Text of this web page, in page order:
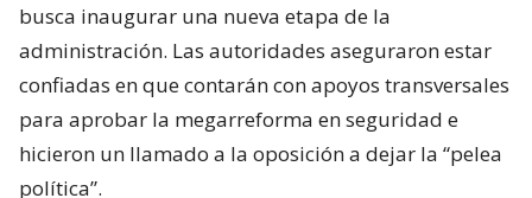
busca inaugurar una nueva etapa de la
administración. Las autoridades aseguraron estar
confiadas en que contarán con apoyos transversales
para aprobar la megarreforma en seguridad e
hicieron un llamado a la oposición a dejar la “pelea
política”.